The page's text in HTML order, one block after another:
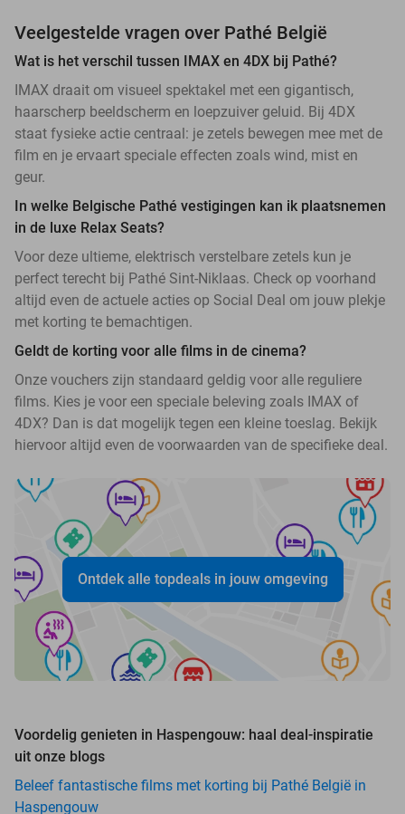
Veelgestelde vragen over Pathé België
Wat is het verschil tussen IMAX en 4DX bij Pathé?
IMAX draait om visueel spektakel met een gigantisch,
haarscherp beeldscherm en loepzuiver geluid. Bij 4DX
staat fysieke actie centraal: je zetels bewegen mee met de
film en je ervaart speciale effecten zoals wind, mist en
geur.
In welke Belgische Pathé vestigingen kan ik plaatsnemen
in de luxe Relax Seats?
Voor deze ultieme, elektrisch verstelbare zetels kun je
perfect terecht bij Pathé Sint-Niklaas. Check op voorhand
altijd even de actuele acties op Social Deal om jouw plekje
met korting te bemachtigen.
Geldt de korting voor alle films in de cinema?
Onze vouchers zijn standaard geldig voor alle reguliere
films. Kies je voor een speciale beleving zoals IMAX of
4DX? Dan is dat mogelijk tegen een kleine toeslag. Bekijk
hiervoor altijd even de voorwaarden van de specifieke deal.
Ontdek alle topdeals in jouw omgeving
Voordelig genieten in Haspengouw: haal deal-inspiratie
uit onze blogs
Beleef fantastische films met korting bij Pathé België in
Haspengouw